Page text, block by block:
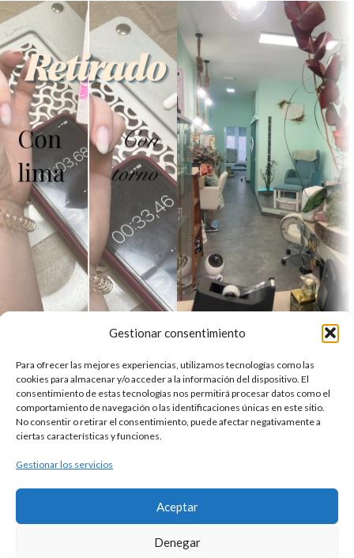
Gestionar consentimiento
Para ofrecer las mejores experiencias, utilizamos tecnologías como las
cookies para almacenar y/o acceder a la información del dispositivo. El
consentimiento de estas tecnologías nos permitirá procesar datos como el
comportamiento de navegación o las identificaciones únicas en este sitio.
No consentir o retirar el consentimiento, puede afectar negativamente a
ciertas características y funciones.
Gestionar los servicios
Aceptar
Denegar
Tienda Online del mejor centro de estética de Valladolid
C. Dos de Mayo, 21, 47004 Valladolid
Teléfono: 683 113 415
Reservar
NUESTRAS TIENDAS
ENLACES DE INTERÉS
Diseño y desarrollo por